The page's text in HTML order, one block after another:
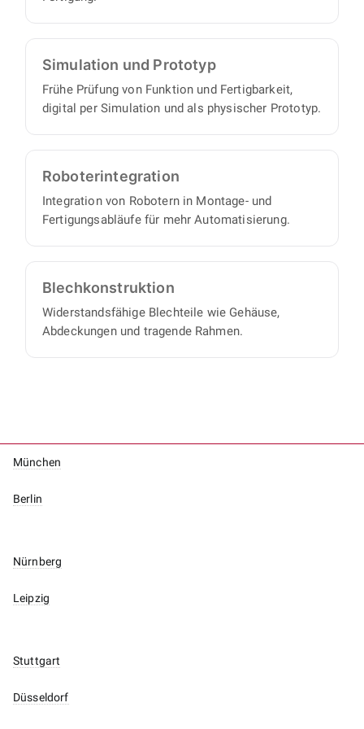
Simulation und Prototyp
Frühe Prüfung von Funktion und Fertigbarkeit,
digital per Simulation und als physischer Prototyp.
Roboter­integration
Integration von Robotern in Montage- und
Fertigungsabläufe für mehr Automatisierung.
Blech­konstruktion
Widerstandsfähige Blechteile wie Gehäuse,
Abdeckungen und tragende Rahmen.
München
Berlin
Nürnberg
Leipzig
Stuttgart
Düsseldorf